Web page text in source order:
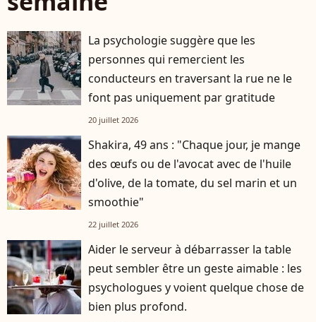
La psychologie suggère que les
personnes qui remercient les
conducteurs en traversant la rue ne le
font pas uniquement par gratitude
20 juillet 2026
Shakira, 49 ans : "Chaque jour, je mange
des œufs ou de l'avocat avec de l'huile
d'olive, de la tomate, du sel marin et un
smoothie"
22 juillet 2026
Aider le serveur à débarrasser la table
peut sembler être un geste aimable : les
psychologues y voient quelque chose de
bien plus profond.